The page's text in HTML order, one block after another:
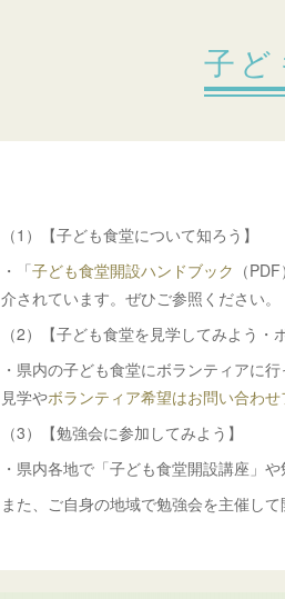
子ど
（1）【子ども食堂について知ろう】
・「子ども食堂開設ハンドブック （
介されています。ぜひご参照ください。
（2）【子ども食堂を見学してみよう・
・県内の子ども食堂にボランティアに
見学やボランティア希望はお問い合わせ
（3）【勉強会に参加してみよう】
・県内各地で「子ども食堂開設講座」
また、ご自身の地域で勉強会を主催し